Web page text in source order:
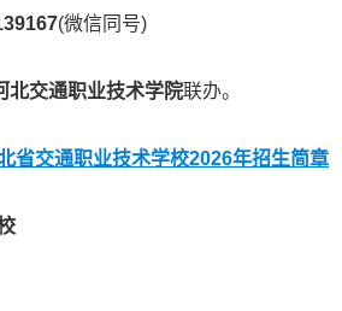
(微信同号)
北交通职业技术学院联办。
省交通职业技术学校2026年招生简章